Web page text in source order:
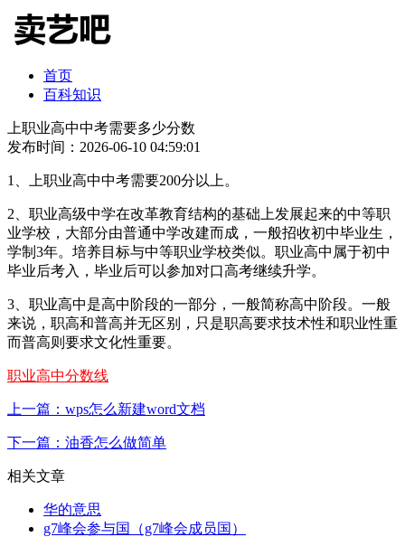
首页
百科知识
上职业高中中考需要多少分数
发布时间：2026-06-10 04:59:01
1、上职业高中中考需要200分以上。
2、职业高级中学在改革教育结构的基础上发展起来的中等职
业学校，大部分由普通中学改建而成，一般招收初中毕业生，
学制3年。培养目标与中等职业学校类似。职业高中属于初中
毕业后考入，毕业后可以参加对口高考继续升学。
3、职业高中是高中阶段的一部分，一般简称高中阶段。一般
来说，职高和普高并无区别，只是职高要求技术性和职业性重
而普高则要求文化性重要。
职业高中分数线
上一篇：wps怎么新建word文档
下一篇：油香怎么做简单
相关文章
华的意思
g7峰会参与国（g7峰会成员国）